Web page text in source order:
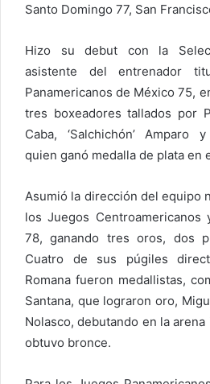
Santo Domingo 77, San
Hizo su debut con la
asistente del entrenador
Panamericanos de México 75,
tres boxeadores tallados por
Caba, ‘Salchichón’ Amparo
quien ganó medalla de plata en
Asumió la dirección del equipo
los Juegos
78, ganando tres oros, dos
Cuatro de sus púgiles
Romana fueron medallistas,
Santana, que lograron oro,
Nolasco, debutando en la
obtuvo bronce.